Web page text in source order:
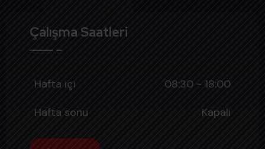
Çalışma Saatleri
Hafta içi
08:30 - 18:00
Hafta sonu
Kapalı